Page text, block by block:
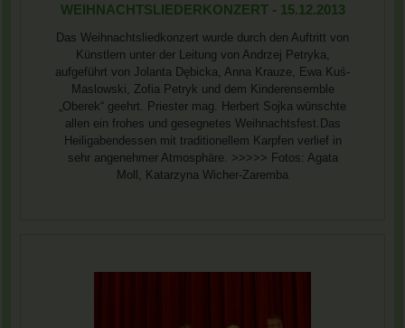
WEIHNACHTSLIEDERKONZERT - 15.12.2013
Das Weihnachtsliedkonzert wurde durch den Auftritt von
Künstlern unter der Leitung von Andrzej Petryka,
aufgeführt von Jolanta Dębicka, Anna Krauze, Ewa Kuś-
Maslowski, Zofia Petryk und dem Kinderensemble
„Oberek“ geehrt. Priester mag. Herbert Sojka wünschte
allen ein frohes und gesegnetes Weihnachtsfest.Das
Heiligabendessen mit traditionellem Karpfen verlief in
sehr angenehmer Atmosphäre. >>>>> Fotos: Agata
Moll, Katarzyna Wicher-Zaremba